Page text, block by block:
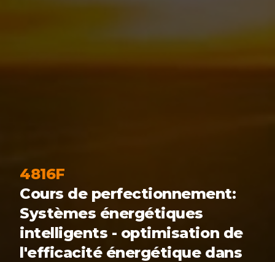
4816F
Cours de perfectionnement:
Systèmes énergétiques
intelligents - optimisation de
l'efficacité énergétique dans